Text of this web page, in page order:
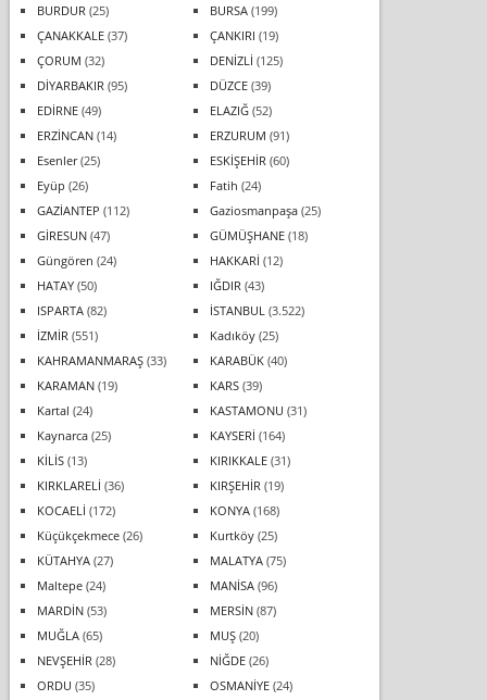
BURDUR (25) BURSA(199)
ÇANAKKALE(37) ÇANKIRI (19)
ÇORUM (32) DENİZLİ (125)
DİYARBAKIR (95) DÜZCE(39)
EDİRNE(49) ELAZIĞ(52)
ERZİNCAN(14) ERZURUM (91)
Esenler(25) ESKİŞEHİR (60)
Eyüp (26) Fatih (24)
GAZİANTEP (112) Gaziosmanpaşa(25)
GİRESUN(47) GÜMÜŞHANE(18)
Güngören (24) HAKKARİ (12)
HATAY(50) IĞDIR (43)
ISPARTA(82) İSTANBUL (3.522)
İZMİR (551) Kadıköy(25)
KAHRAMANMARAŞ(33) KARABÜK(40)
KARAMAN(19) KARS(39)
Kartal (24) KASTAMONU (31)
Kaynarca(25) KAYSERİ (164)
KİLİS(13) KIRIKKALE(31)
KIRKLARELİ (36) KIRŞEHİR (19)
KOCAELİ (172) KONYA(168)
Küçükçekmece(26) Kurtköy(25)
KÜTAHYA(27) MALATYA(75)
Maltepe(24) MANİSA(96)
MARDİN(53) MERSİN(87)
MUĞLA(65) MUŞ(20)
NEVŞEHİR (28) NİĞDE(26)
ORDU (35) OSMANİYE(24)